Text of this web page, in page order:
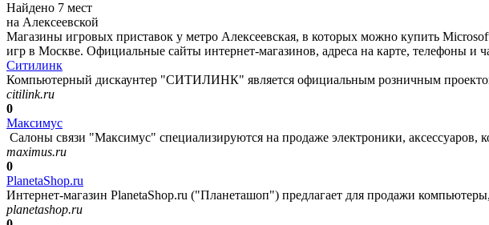
Найдено 7 мест
на Алексеевской
Магазины игровых приставок у метро Алексеевская, в которых можно купить
игр в Москве. Официальные сайты интернет-магазинов, адреса на карте, телефоны и
Ситилинк
Компьютерный дискаунтер "СИТИЛИНК" является официальным розничным
citilink.ru
0
Максимус
Салоны связи "Максимус" специализируются на продаже электроники, аксессуаров,
maximus.ru
0
PlanetaShop.ru
Интернет-магазин PlanetaShop.ru ("Планеташоп") предлагает для продажи
planetashop.ru